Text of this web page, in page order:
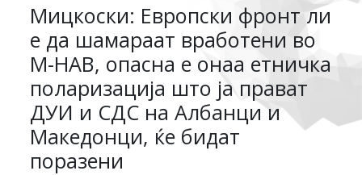
Мицкоски: Европски фронт ли
е да шамараат вработени во
М-НАВ, опасна е онаа етничка
поларизација што ја прават
ДУИ и СДС на Албанци и
Македонци, ќе бидат
поразени